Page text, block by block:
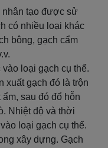
nhân tạo được sử
có nhiều loại khác
bông, gạch cẩm
loại gạch cụ thể.
xuất gạch đó là trộn
sau đó đổ hỗn
Nhiệt độ và thời
loại gạch cụ thể.
xây dựng. Gạch